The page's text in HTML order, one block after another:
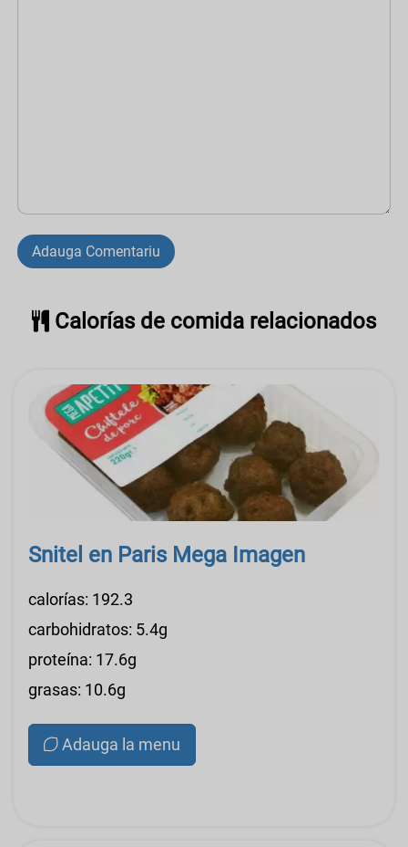
Adauga Comentariu
Calorías de comida relacionados
Snitel en Paris Mega Imagen
calorías: 192.3
carbohidratos: 5.4g
proteína: 17.6g
grasas: 10.6g
Adauga la menu